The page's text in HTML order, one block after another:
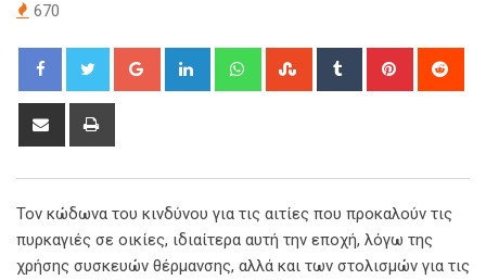
670
Google+ LinkedIn WhatsappStumbleUpon
Tumblr Pinterest
Share
Τον κώδωνα του κινδύνου για τις αιτίες που προκαλούν τις
πυρκαγιές σε οικίες, ιδιαίτερα αυτή την εποχή, λόγω της
χρήσης συσκευών θέρμανσης, αλλά και των στολισμών για τις